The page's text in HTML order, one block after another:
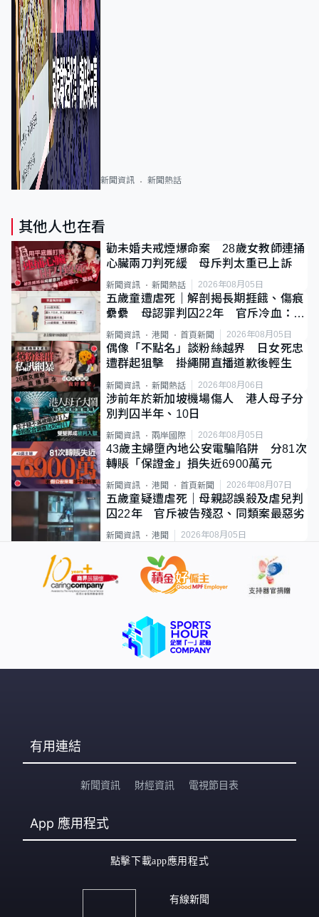
新聞資訊 新聞熱話
其他人也在看
勸未婚夫戒煙爆命案 28歲女教師連捅
心臟兩刀判死緩 母斥判太重已上訴
新聞資訊 新聞熱話 2026年08月05日
五歲童遭虐死｜解剖揭長期捱餓、傷痕
纍纍 母認罪判囚22年 官斥冷血：同
類案最惡劣
新聞資訊 港聞 首頁新聞 2026年08月05日
偶像「不點名」談粉絲越界 日女死忠
遭群起狙擊 掛繩開直播道歉後輕生
新聞資訊 新聞熱話 2026年08月06日
涉前年於新加坡機場傷人 港人母子分
別判囚半年、10日
新聞資訊 兩岸國際 2026年08月05日
43歲主婦墮內地公安電騙陷阱 分81次
轉賬「保證金」損失近6900萬元
新聞資訊 港聞 首頁新聞 2026年08月07日
五歲童疑遭虐死｜母親認誤殺及虐兒判
囚22年 官斥被告殘忍、同類案最惡劣
新聞資訊 港聞 2026年08月05日
有用連結
新聞資訊 財經資訊 電視節目表
App 應用程式
點擊下載app應用程式
有線新聞